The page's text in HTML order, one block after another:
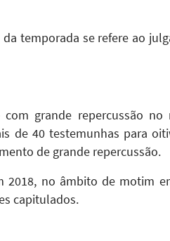
temporada se refere ao
grande repercussão
de 40 testemunhas para
de grande repercussão.
no âmbito de motim
capitulados.